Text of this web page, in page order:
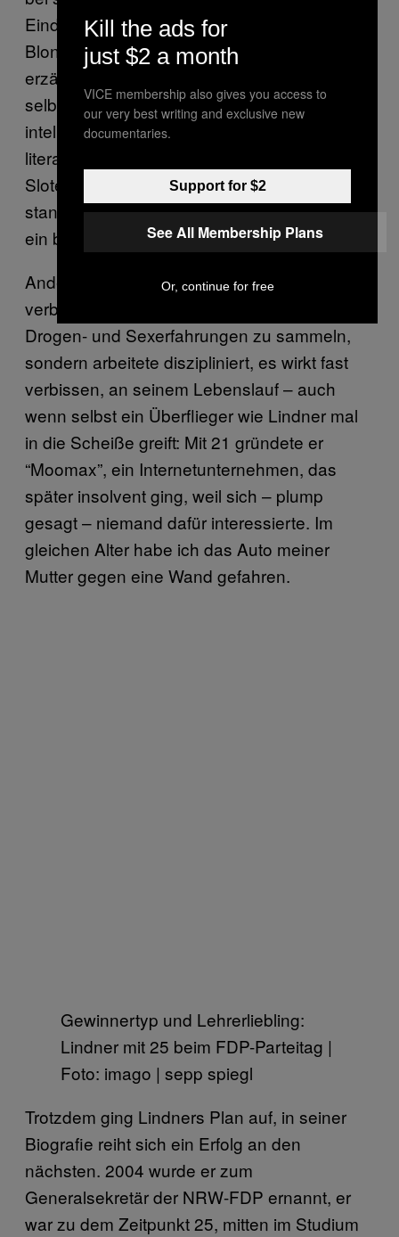
Eindruck hinterlassen, der motivierte
Blondschopf mit dem wachen Blick: Im
erzählten sie 2011 bewundernd, wie
selbstbewusst Christian debattierte und wie
intelligent er Essays schrieb (sein
literarisches Vorbild war der Philosoph Peter
Sloterdijk), in seinem allerersten Zeugnis
stand aber auch: “Christian wirkt manchmal
ein bisschen altklug.”
Anders als die meisten Jugendlichen
verbrachte er seine Zeit nicht damit, Alkohol-,
Drogen- und Sexerfahrungen zu sammeln,
sondern arbeitete diszipliniert, es wirkt fast
verbissen, an seinem Lebenslauf – auch
wenn selbst ein Überflieger wie Lindner mal
in die Scheiße greift: Mit 21 gründete er
“Moomax”, ein Internetunternehmen, das
später insolvent ging, weil sich – plump
gesagt – niemand dafür interessierte. Im
gleichen Alter habe ich das Auto meiner
Mutter gegen eine Wand gefahren.
Gewinnertyp und Lehrerliebling:
Lindner mit 25 beim FDP-Parteitag |
Foto: imago | sepp spiegl
Trotzdem ging Lindners Plan auf, in seiner
Biografie reiht sich ein Erfolg an den
nächsten. 2004 wurde er zum
Generalsekretär der NRW-FDP ernannt, er
war zu dem Zeitpunkt 25, mitten im Studium
Kill the ads for
just $2 a month
VICE membership also gives you access to
our very best writing and exclusive new
documentaries.
Support for $2
See All Membership Plans
Or, continue for free